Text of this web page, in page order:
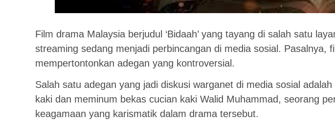
Film drama Malaysia berjudul ‘Bidaah’ yang tayang di salah satu
streaming sedang menjadi perbincangan di media sosial. Pasalnya,
mempertontonkan adegan yang kontroversial.
Salah satu adegan yang jadi diskusi warganet di media sosial adalah
kaki dan meminum bekas cucian kaki Walid Muhammad, seorang
keagamaan yang karismatik dalam drama tersebut.